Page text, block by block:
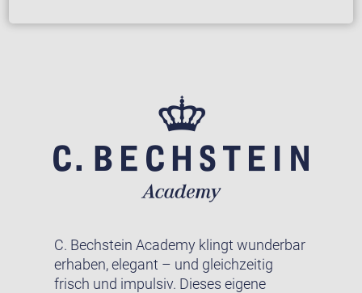
C. Bechstein Academy klingt wunderbar
erhaben, elegant – und gleichzeitig
frisch und impulsiv. Dieses eigene